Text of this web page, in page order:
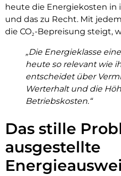
heute die Energiekosten in
und das zu Recht. Mit
die CO₂-Bepreisung steigt,
„Die Energieklasse
heute so relevant wie
entscheidet über
Werterhalt und die
Betriebskosten.“
Das stille
ausgestellte